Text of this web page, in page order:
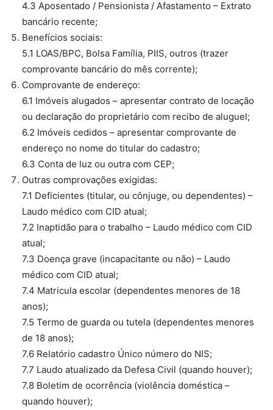
4.3 Aposentado / Pensionista / Afastamento – Extrato
bancário recente;
Benefícios sociais:
5.1 LOAS/BPC, Bolsa Família, PIIS, outros (trazer
comprovante bancário do mês corrente);
Comprovante de endereço:
6.1 Imóveis alugados – apresentar contrato de locação
ou declaração do proprietário com recibo de aluguel;
6.2 Imóveis cedidos – apresentar comprovante de
endereço no nome do titular do cadastro;
6.3 Conta de luz ou outra com CEP;
Outras comprovações exigidas:
7.1 Deficientes (titular, ou cônjuge, ou dependentes) –
Laudo médico com CID atual;
7.2 Inaptidão para o trabalho – Laudo médico com CID
atual;
7.3 Doença grave (incapacitante ou não) – Laudo
médico com CID atual;
7.4 Matricula escolar (dependentes menores de 18
anos);
7.5 Termo de guarda ou tutela (dependentes menores
de 18 anos);
7.6 Relatório cadastro Único número do NIS;
7.7 Laudo atualizado da Defesa Civil (quando houver);
7.8 Boletim de ocorrência (violência doméstica –
quando houver);